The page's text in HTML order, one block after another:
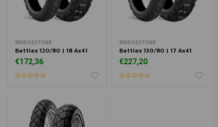
BRIDGESTONE
Battlax 120/80 | 18 Ax41
€172,36
BRIDGESTONE
Battlax 130/80 | 17 Ax41
€227,20